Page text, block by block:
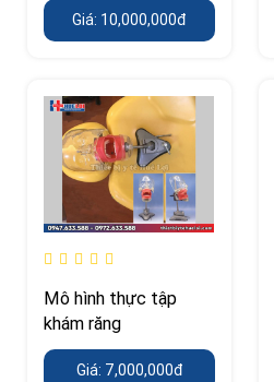
Giá: 10,000,000đ
Mô hình thực tập
khám răng
Giá: 7,000,000đ